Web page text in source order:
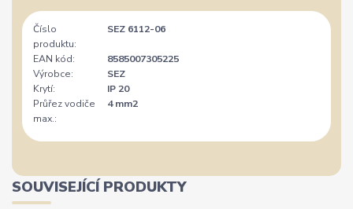
Číslo
produktu:
SEZ 6112-06
EAN kód:
8585007305225
Výrobce:
SEZ
Krytí:
IP 20
Průřez vodiče
max.:
4 mm2
SOUVISEJÍCÍ PRODUKTY